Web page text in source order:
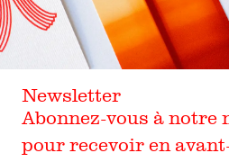
Newsletter
Abonnez-vous à notre
pour recevoir en